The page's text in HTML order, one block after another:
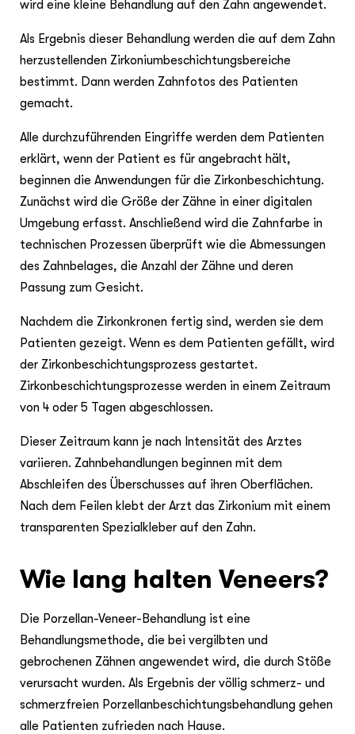
wird eine kleine Behandlung auf den Zahn angewendet.
Als Ergebnis dieser Behandlung werden die auf dem Zahn
herzustellenden Zirkoniumbeschichtungsbereiche
bestimmt. Dann werden Zahnfotos des Patienten
gemacht.
Alle durchzuführenden Eingriffe werden dem Patienten
erklärt, wenn der Patient es für angebracht hält,
beginnen die Anwendungen für die Zirkonbeschichtung.
Zunächst wird die Größe der Zähne in einer digitalen
Umgebung erfasst. Anschließend wird die Zahnfarbe in
technischen Prozessen überprüft wie die Abmessungen
des Zahnbelages, die Anzahl der Zähne und deren
Passung zum Gesicht.
Nachdem die Zirkonkronen fertig sind, werden sie dem
Patienten gezeigt. Wenn es dem Patienten gefällt, wird
der Zirkonbeschichtungsprozess gestartet.
Zirkonbeschichtungsprozesse werden in einem Zeitraum
von 4 oder 5 Tagen abgeschlossen.
Dieser Zeitraum kann je nach Intensität des Arztes
variieren. Zahnbehandlungen beginnen mit dem
Abschleifen des Überschusses auf ihren Oberflächen.
Nach dem Feilen klebt der Arzt das Zirkonium mit einem
transparenten Spezialkleber auf den Zahn.
Wie lang halten Veneers?
Die Porzellan-Veneer-Behandlung ist eine
Behandlungsmethode, die bei vergilbten und
gebrochenen Zähnen angewendet wird, die durch Stöße
verursacht wurden. Als Ergebnis der völlig schmerz- und
schmerzfreien Porzellanbeschichtungsbehandlung gehen
alle Patienten zufrieden nach Hause.